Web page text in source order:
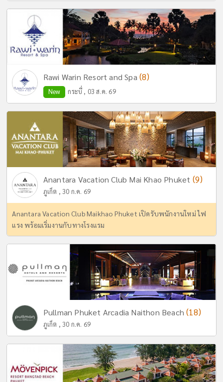
Rawi Warin Resort and Spa (8)
New กระบี่ , 03 ส.ค. 69
Anantara Vacation Club Mai Khao Phuket (9)
ภูเก็ต , 30 ก.ค. 69
Anantara Vacation Club Maikhao Phuket เปิดรับพนักงานใหม่ ไฟ
แรง พร้อมเริ่มงานกับทางโรงแรม
Pullman Phuket Arcadia Naithon Beach(18)
ภูเก็ต , 30 ก.ค. 69